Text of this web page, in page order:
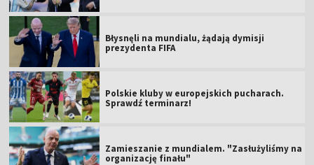
Błysnęli na mundialu, żądają dymisji
prezydenta FIFA
Polskie kluby w europejskich pucharach.
Sprawdź terminarz!
Zamieszanie z mundialem. "Zasłużyliśmy na
organizację finału"